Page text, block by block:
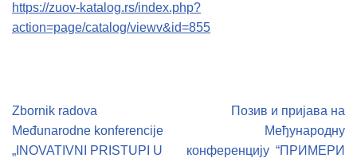
https://zuov-katalog.rs/index.php?
action=page/catalog/viewv&id=855
Zbornik radova
Međunarodne konferencije
„INOVATIVNI PRISTUPI U
Позив и пријава на
Међународну
конференцију “ПРИМЕРИ